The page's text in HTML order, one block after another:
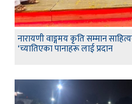
नारायणी वाङ्गमय कृति सम्मान
‘च्यातिएका पानाहरू लाई प्रदान